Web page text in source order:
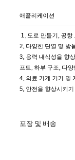
애플리케이션
1, 도로 만들기, 공항
2, 다양한 단열 및 방
3, 응력 내식성을 향
프트, 하부 구조, 다
4, 의료 기계 기기 및
5, 안전을 향상시키
포장 및 배송